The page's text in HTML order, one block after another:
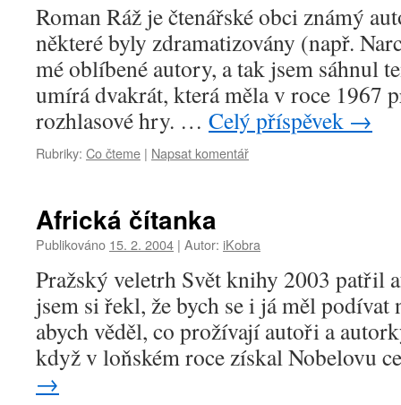
Roman Ráž je čtenářské obci známý
některé byly zdramatizovány (např.
mé oblíbené autory, a tak jsem sáhnul
umírá dvakrát, která měla v roce 1967
rozhlasové hry. … Celý příspěvek →
Rubriky: Co čteme | Napsat komentář
Africká čítanka
Publikováno 15. 2. 2004 | Autor: iKobra
Pražský veletrh Svět knihy 2003 patřil
jsem si řekl, že bych se i já měl podívat
abych věděl, co prožívají autoři a
když v loňském roce získal Nobelovu
→